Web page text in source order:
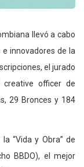
llevó a cabo
innovadores de la
el jurado
creative officer de
29 Bronces y 184
“Vida y Obra” de
BBDO), el mejor